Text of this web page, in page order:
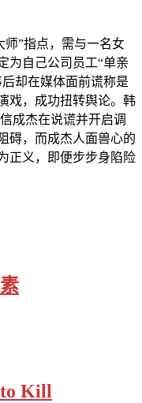
师”指点，需与一名女
为自己公司员工“单亲
却在媒体面前谎称是
戏，成功扭转舆论。韩
成杰在说谎并开启调
碍，而成杰人面兽心的
正义，即便步步身陷险
Kill